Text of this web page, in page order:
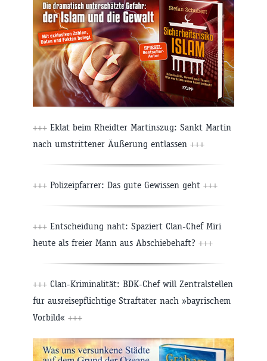
+++ Eklat beim Rheidter Martinszug: Sankt Martin
nach umstrittener Äußerung entlassen +++
+++ Polizeipfarrer: Das gute Gewissen geht +++
+++ Entscheidung naht: Spaziert Clan-Chef Miri
heute als freier Mann aus Abschiebehaft? +++
+++ Clan-Kriminalität: BDK-Chef will Zentralstellen
für ausreisepflichtige Straftäter nach »bayrischem
Vorbild« +++